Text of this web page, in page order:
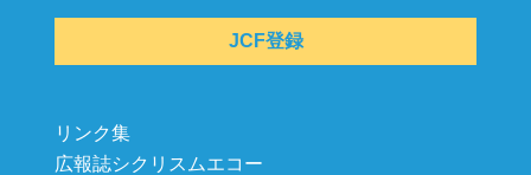
JCF登録
リンク集
広報誌シクリスムエコー